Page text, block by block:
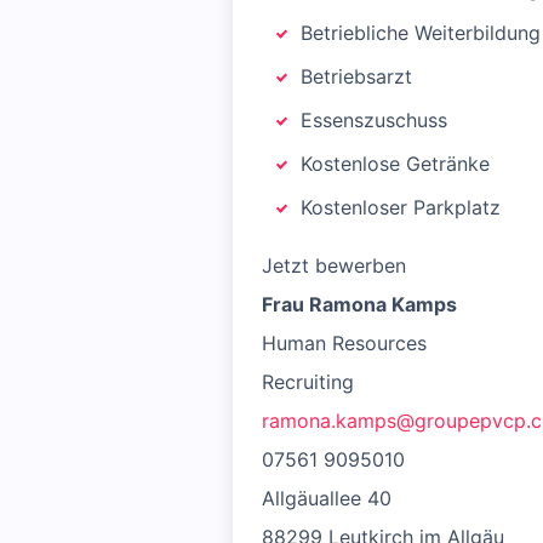
Betriebliche Weiterbildung
Betriebsarzt
Essenszuschuss
Kostenlose Getränke
Kostenloser Parkplatz
Jetzt bewerben
Frau Ramona Kamps
Human Resources
Recruiting
07561 9095010
Allgäuallee 40
88299 Leutkirch im Allgäu